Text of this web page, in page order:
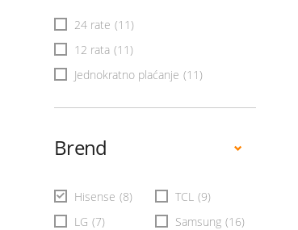
24 rate (11)
12 rata (11)
Jednokratno plaćanje (11)
Brend
Hisense (8) TCL (9)
LG (7) Samsung (16)